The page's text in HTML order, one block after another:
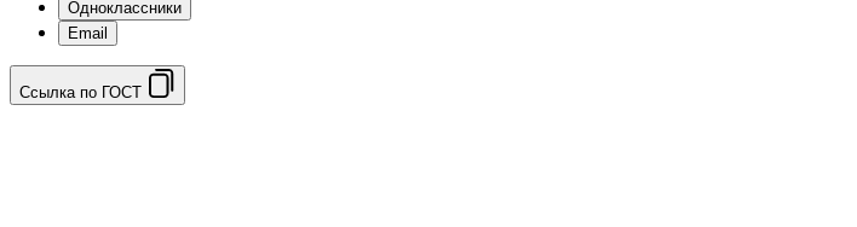
Одноклассники
Email
Ссылка по ГОСТ